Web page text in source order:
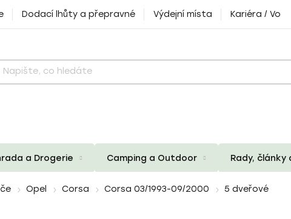
Dodací lhůty a přepravné Výdejní místa Kariéra /
a Drogerie Camping a Outdoor Rady, články
Opel Corsa Corsa 03/1993-09/2000 5 dveřové